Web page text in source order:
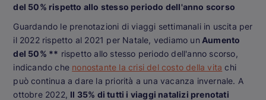
del 50% rispetto allo stesso periodo dell'anno scorso
Guardando le prenotazioni di viaggi settimanali in uscita per
il 2022 rispetto al 2021 per Natale, vediamo un Aumento
del 50% ** rispetto allo stesso periodo dell'anno scorso,
indicando che nonostante la crisi del costo della vita chi
può continua a dare la priorità a una vacanza invernale. A
ottobre 2022, Il 35% di tutti i viaggi natalizi prenotati